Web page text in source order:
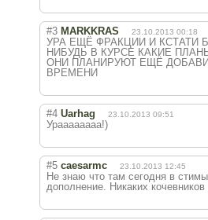
#3 MARKKRAS 23.10.2013 00:18
УРА ЕЩЁ ФРАКЦИИ И КСТАТИ
НИБУДЬ В КУРСЕ КАКИЕ
ОНИ ПЛАНИРУЮТ ЕЩЁ
ВРЕМЕНИ
#4 Uarhag 23.10.2013 09:51
Ураааааааа!)
#5 caesarmc 23.10.2013 12:45
Не знаю что там сегодня в
дополнение. Никаких